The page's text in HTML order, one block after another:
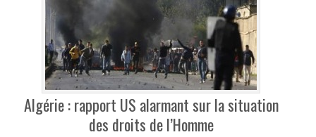
Algérie : rapport US alarmant sur la situation
des droits de l’Homme